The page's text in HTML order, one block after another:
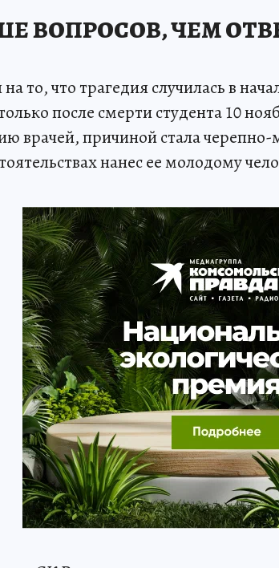
ВОПРОСОВ, ЧЕМ
то, что трагедия случилась в
после смерти студента 10
врачей, причиной стала
нанес ее молодому